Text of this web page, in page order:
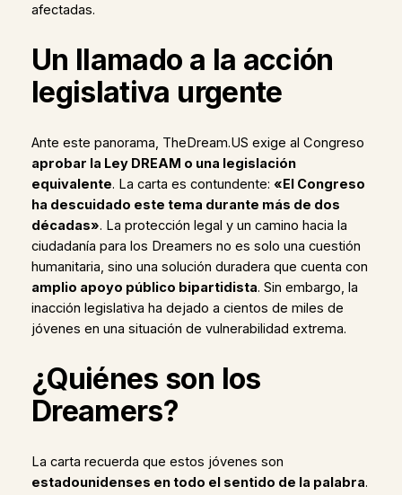
afectadas.
Un llamado a la acción
legislativa urgente
Ante este panorama, TheDream.US exige al Congreso
aprobar la Ley DREAM o una legislación
equivalente. La carta es contundente: «El Congreso
ha descuidado este tema durante más de dos
décadas». La protección legal y un camino hacia la
ciudadanía para los Dreamers no es solo una cuestión
humanitaria, sino una solución duradera que cuenta con
amplio apoyo público bipartidista. Sin embargo, la
inacción legislativa ha dejado a cientos de miles de
jóvenes en una situación de vulnerabilidad extrema.
¿Quiénes son los
Dreamers?
La carta recuerda que estos jóvenes son
estadounidenses en todo el sentido de la palabra.